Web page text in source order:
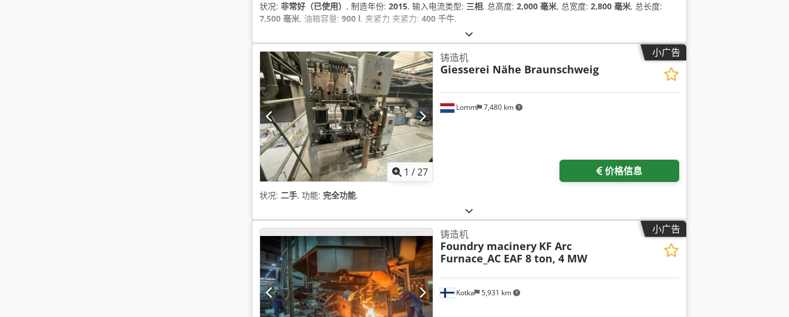
状况: 非常好（已使用） , 制造年份: 2015, 输入电流类型: 三相, 总高度: 2,000 毫米, 总宽度: 2,800 毫米, 总长度:
7,500 毫米, 油箱容量: 900 l, 夹紧力 夹紧力: 400 千牛,
小广告
1 /27
Lomm 7,480 km
铸造机
Giesserei Nähe Braunschweig
价格信息
状况: 二手, 功能: 完全功能,
小广告
Kotka 5,931 km
铸造机
Foundry macinery KF Arc
Furnace_AC EAF 8 ton, 4 MW